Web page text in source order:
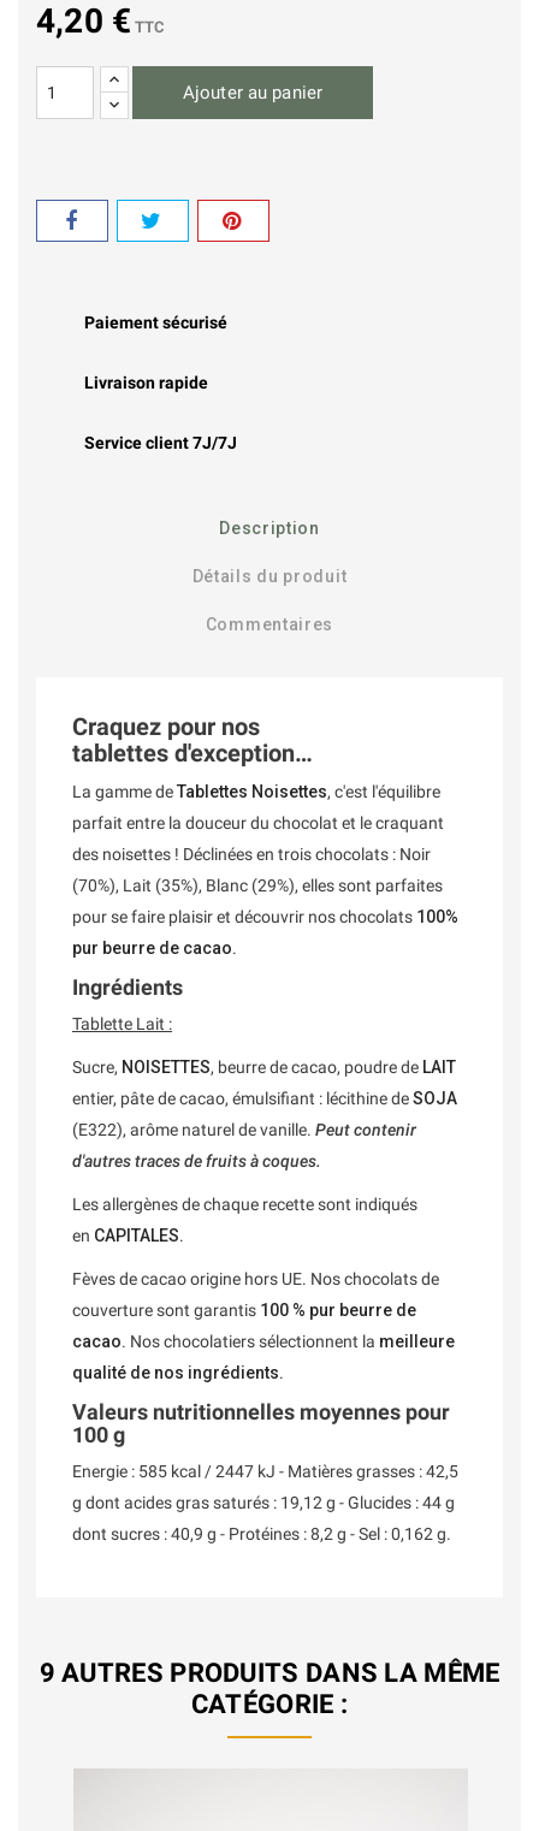
4,20 € TTC
Ajouter au panier
Paiement sécurisé
Livraison rapide
Service client 7J/7J
Description
Détails du produit
Commentaires
Craquez pour nos
tablettes d'exception…
La gamme deTablettes Noisettes, c'est l'équilibre
parfait entre la douceur du chocolat et le craquant
des noisettes ! Déclinées en trois chocolats : Noir
(70%), Lait (35%), Blanc (29%), elles sont parfaites
pour se faire plaisir et découvrir nos chocolats 100%
pur beurre de cacao.
Ingrédients
Tablette Lait :
Sucre, NOISETTES, beurre de cacao, poudre de LAIT
entier, pâte de cacao, émulsifiant : lécithine deSOJA
(E322), arôme naturel de vanille. Peut contenir
d'autres traces de fruits à coques.
Les allergènes de chaque recette sont indiqués
en CAPITALES.
Fèves de cacao origine hors UE. Nos chocolats de
couverture sont garantis 100 % pur beurre de
cacao. Nos chocolatiers sélectionnent la meilleure
qualité de nos ingrédients.
Valeurs nutritionnelles moyennes pour
100 g
Energie : 585 kcal / 2447 kJ - Matières grasses : 42,5
g dont acides gras saturés : 19,12 g - Glucides : 44 g
dont sucres : 40,9 g - Protéines : 8,2 g - Sel : 0,162 g.
9 AUTRES PRODUITS DANS LA MÊME
CATÉGORIE :